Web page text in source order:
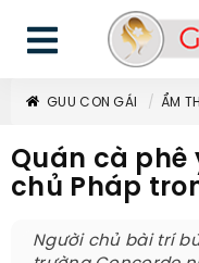
GUU CON GÁI ẨM
Quán cà phê
chủ Pháp
Người chủ bài trí